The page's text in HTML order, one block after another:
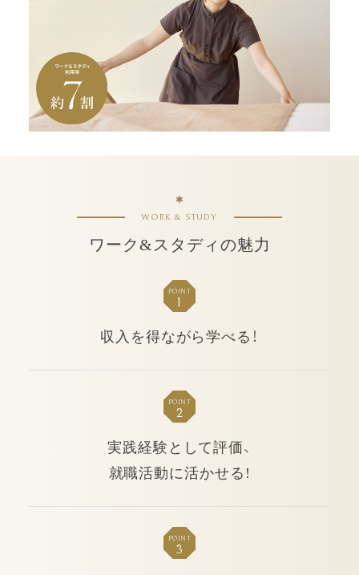
WORK & STUDY
ワーク&スタディの魅力
POINT
1
収入を得ながら学べる！
POINT
2
実践経験として評価、
就職活動に活かせる!
POINT
3